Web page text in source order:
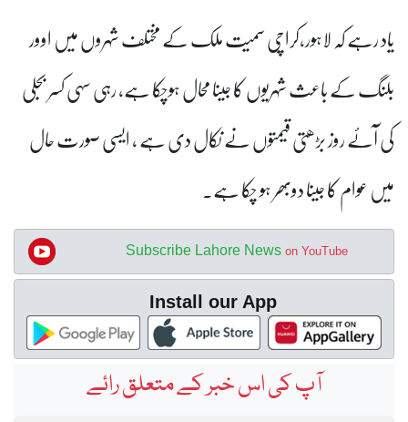
یاد رہے کہ لاہور،کراچی سمیت ملک کے مختلف شہروں میں اوور
بلنگ کے باعث شہریوں کا جینا محال ہوچکا ہے، رہی سہی کسر بجلی
کی آئے روز بڑھتی قیمتوں نے نکال دی ہے ، ایسی صورت حال
میں عوام کا جینا دوبھر ہو چکا ہے۔
Subscribe Lahore News on YouTube
Install our App
آپ کی اس خبر کے متعلق رائے